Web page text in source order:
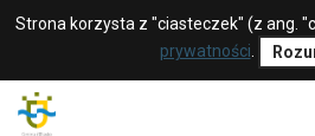
Strona korzysta z "ciasteczek" (z ang.
prywatności